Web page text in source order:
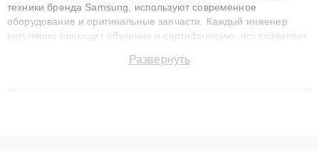
техники бренда Samsung, используют современное
оборудование и оригинальные запчасти. Каждый инженер
регулярно проходит обучение и сертификацию, что позволяет
технику с сохранением гарантии до 3 лет. Наши мастера
Развернуть